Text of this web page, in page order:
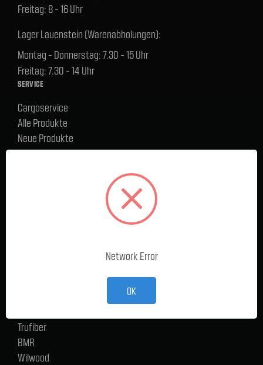
Freitag: 8 - 16 Uhr
Lager Lauenstein (Warenabholungen):
Montag - Donnerstag: 7.30 - 15 Uhr
Freitag: 7.30 - 14 Uhr
SERVICE
Cargoservice
Alle Produkte
Neue Produkte
%Sale
Versand und Zahlungsbedingungen
Ford Performance Racing Parts
Trufiber
BMR
Wilwood
Network Error
OK